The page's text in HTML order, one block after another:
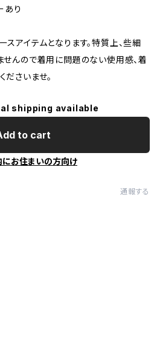
あり
アイテムとなります。特質上、些細
せんので着用に問題のない使用感、着
さいませ。
shipping available
to cart
にお住まいの方向け
通報する